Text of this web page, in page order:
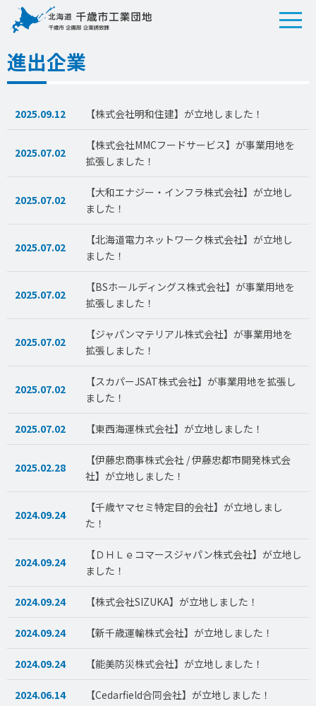
進出企業
2025.09.12 【株式会社明和住建】が立地しました！
2025.07.02
【株式会社MMCフードサービス】が事業用地を
拡張しました！
2025.07.02
【大和エナジー・インフラ株式会社】が立地し
ました！
2025.07.02
【北海道電力ネットワーク株式会社】が立地し
ました！
2025.07.02
【BSホールディングス株式会社】が事業用地を
拡張しました！
2025.07.02
【ジャパンマテリアル株式会社】が事業用地を
拡張しました！
2025.07.02
【スカパーJSAT株式会社】が事業用地を拡張し
ました！
2025.07.02 【東西海運株式会社】が立地しました！
2025.02.28
【伊藤忠商事株式会社 / 伊藤忠都市開発株式会
社】が立地しました！
2024.09.24
【千歳ヤマセミ特定目的会社】が立地しまし
た！
2024.09.24
【ＤＨＬｅコマースジャパン株式会社】が立地し
ました！
2024.09.24 【株式会社SIZUKA】が立地しました！
2024.09.24 【新千歳運輸株式会社】が立地しました！
2024.09.24 【能美防災株式会社】が立地しました！
2024.06.14 【Cedarfield合同会社】が立地しました！